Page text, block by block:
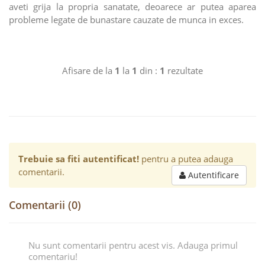
aveti grija la propria sanatate, deoarece ar putea aparea
probleme legate de bunastare cauzate de munca in exces.
Afisare de la 1 la 1 din : 1 rezultate
Trebuie sa fiti autentificat! pentru a putea adauga
comentarii.
Autentificare
Comentarii (0)
Nu sunt comentarii pentru acest vis. Adauga primul
comentariu!